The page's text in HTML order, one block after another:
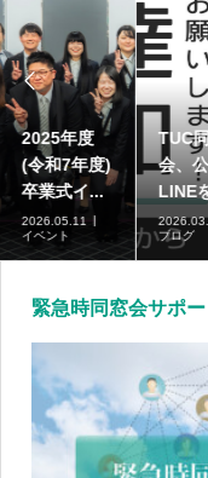

2025年度
(令和7年度)
卒業式イ...
2026.05.11
イベント
TUC
会、
LINE
ブログ
緊急時同窓会サポー